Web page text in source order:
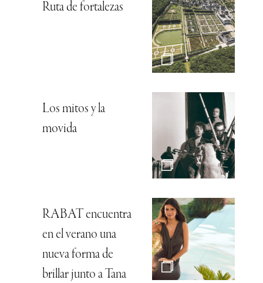
Ruta de fortalezas
Los mitos y la
movida
RABAT encuentra
en el verano una
nueva forma de
brillar junto a Tana